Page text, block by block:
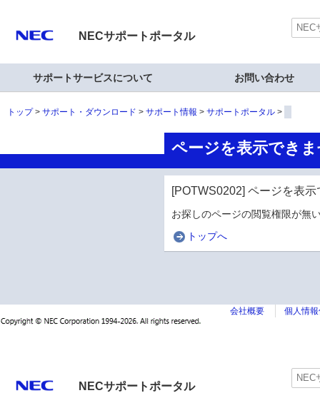
NECサポートポータル
サポートサービスについて お問い合わせ
トップ サポート・ダウンロード サポート情報 サポートポータル
ページを表示でき
[POTWS0202] ページを表
お探しのページの閲覧権限が無
トップへ
会社概要 個人情
NECサポートポータル